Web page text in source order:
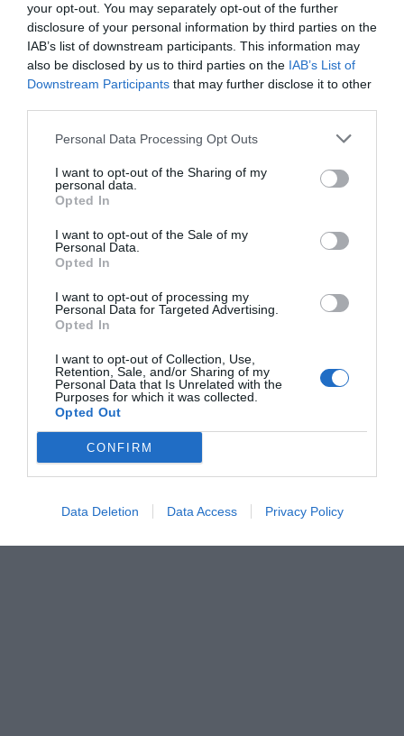
your opt-out. You may separately opt-out of the further
disclosure of your personal information by third parties on the
IAB’s list of downstream participants. This information may
also be disclosed by us to third parties on the IAB’s List of
Downstream Participants that may further disclose it to other
Personal Data Processing Opt Outs
I want to opt-out of the Sharing of my
personal data.
Opted In
I want to opt-out of the Sale of my
Personal Data.
Opted In
I want to opt-out of processing my
Personal Data for Targeted Advertising.
Opted In
I want to opt-out of Collection, Use,
Retention, Sale, and/or Sharing of my
Personal Data that Is Unrelated with the
Purposes for which it was collected.
Opted Out
CONFIRM
Data Deletion Data Access Privacy Policy
Según han confirmado fuentes de laGuardia Civila
EFE, el suceso ocurrió sobre las 18:45 horas en la
de la Caleta, a unos 400 metros de la costa, mientras la
víctima navegaba junto a otras personas.
La mujer fuetrasladada hasta el puerto de Jávea
donde los servicios sanitarios certificaron su
fallecimiento. La Policía Judicial de la Guardia Civil
las circunstancias del accidente, aunque la principal
hipótesis apunta a un incidente fortuito.